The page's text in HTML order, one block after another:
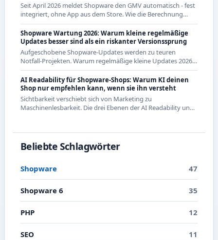
Seit April 2026 meldet Shopware den GMV automatisch - fest
integriert, ohne App aus dem Store. Wie die Berechnung
genau funktioniert und was das für CE-Händler bedeutet.
Shopware Wartung 2026: Warum kleine regelmäßige
Updates besser sind als ein riskanter Versionssprung
Aufgeschobene Shopware-Updates werden zu teuren
Notfall-Projekten. Warum regelmäßige kleine Updates 2026
die wirtschaftlichere Strategie sind - mit Beispielen aus den
letzten Releases.
AI Readability für Shopware-Shops: Warum KI deinen
Shop nur empfehlen kann, wenn sie ihn versteht
Sichtbarkeit verschiebt sich von Marketing zu
Maschinenlesbarkeit. Die drei Ebenen der AI Readability und
Beliebte Schlagwörter
Shopware 47
Shopware 6 35
PHP 12
SEO 11